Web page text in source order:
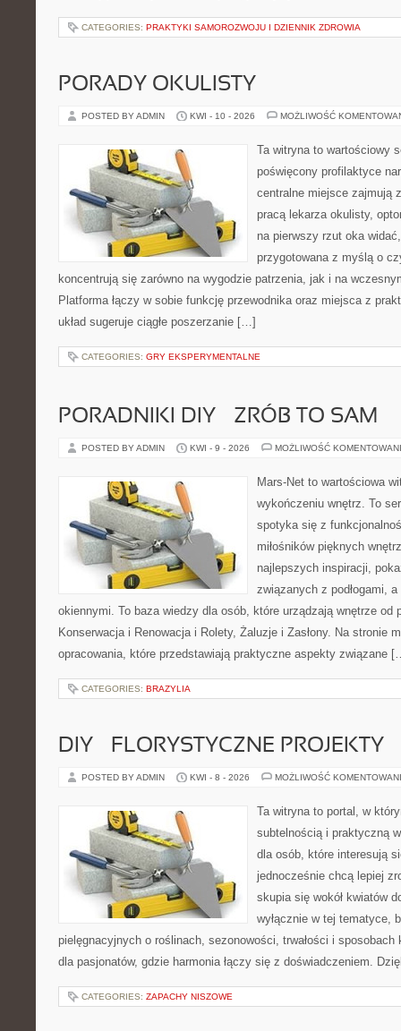
CATEGORIES: PRAKTYKI SAMOROZWOJU I DZIENNIK ZDROWIA
PORADY OKULISTY
POSTED BY ADMIN KWI - 10 - 2026 MOŻLIWOŚĆ
Ta witryna to wartościowy
poświęcony profilaktyce
centralne miejsce zajmują
pracą lekarza okulisty,
na pierwszy rzut oka
przygotowana z myślą o
koncentrują się zarówno na wygodzie patrzenia, jak i na
Platforma łączy w sobie funkcję przewodnika oraz miejsca z
układ sugeruje ciągłe poszerzanie […]
CATEGORIES: GRY EKSPERYMENTALNE
PORADNIKI DIY – ZRÓB TO SAM
POSTED BY ADMIN KWI - 9 - 2026 MOŻLIWOŚĆ
Mars-Net to wartościowa
wykończeniu wnętrz. To
spotyka się z
miłośników pięknych
najlepszych inspiracji,
związanych z podłogami,
okiennymi. To baza wiedzy dla osób, które urządzają wnętrze od
Konserwacja i Renowacja i Rolety, Żaluzje i Zasłony. Na stronie
opracowania, które przedstawiają praktyczne aspekty związane
CATEGORIES: BRAZYLIA
DIY – FLORYSTYCZNE PROJEKTY
POSTED BY ADMIN KWI - 8 - 2026 MOŻLIWOŚĆ
Ta witryna to portal, w
subtelnością i praktyczną
dla osób, które interesują
jednocześnie chcą lepiej
skupia się wokół kwiatów
wyłącznie w tej tematyce,
pielęgnacyjnych o roślinach, sezonowości, trwałości i sposobach
dla pasjonatów, gdzie harmonia łączy się z doświadczeniem.
CATEGORIES: ZAPACHY NISZOWE